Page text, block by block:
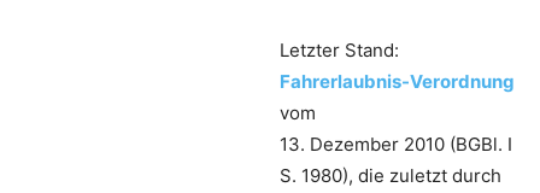
Letzter Stand:
Fahrerlaubnis-Verordnung
vom
13. Dezember 2010 (BGBl. I
S. 1980), die zuletzt durch